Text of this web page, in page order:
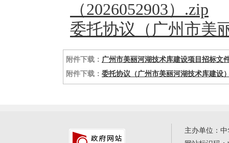
（2026052903）.zip
委托协议（广州市美
附件下载： 广州市美丽河湖技术库建设项目招标文
附件下载： 委托协议（广州市美丽河湖技术库建设
主办单位：